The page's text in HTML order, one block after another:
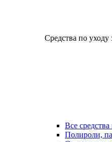
Средства по уходу
Все
Полироли,